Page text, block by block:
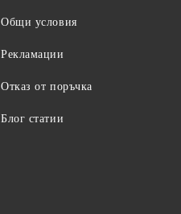
Общи условия
Рекламации
Отказ от поръчка
Блог статии